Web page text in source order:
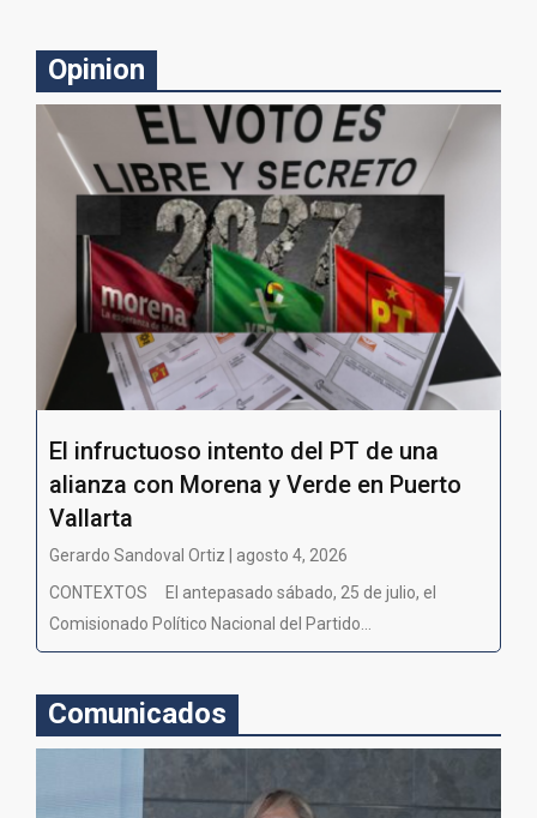
Opinion
El infructuoso intento del PT de una
alianza con Morena y Verde en Puerto
Vallarta
Gerardo Sandoval Ortiz | agosto 4, 2026
CONTEXTOS El antepasado sábado, 25 de julio, el
Comisionado Político Nacional del Partido...
Comunicados